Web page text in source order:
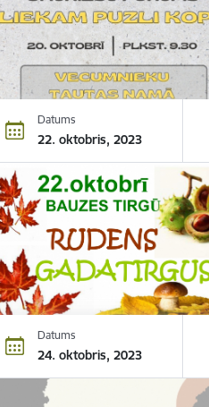
Datums
22. oktobris, 2023
Datums
24. oktobris, 2023